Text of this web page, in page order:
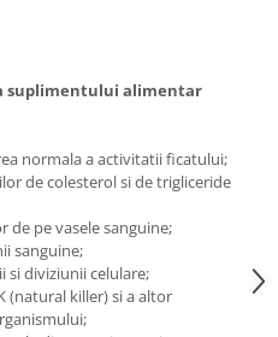
suplimentului alimentar
normala a activitatii ficatului;
de colesterol si de trigliceride
pe vasele sanguine;
sanguine;
si diviziunii celulare;
(natural killer) si a altor